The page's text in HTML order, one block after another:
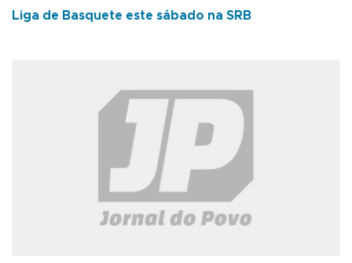
Liga de Basquete este sábado na SRB